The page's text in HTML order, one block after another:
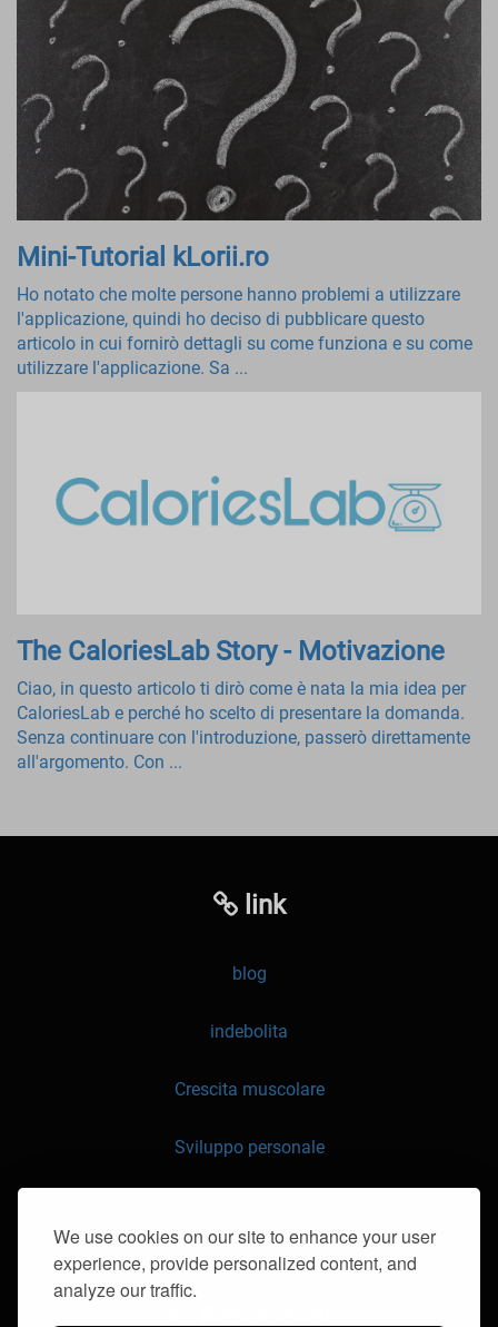
We use cookies on our site to enhance your user
experience, provide personalized content, and
analyze our traffic.
Mini-Tutorial kLorii.ro
Ho notato che molte persone hanno problemi a utilizzare
l'applicazione, quindi ho deciso di pubblicare questo
articolo in cui fornirò dettagli su come funziona e su come
utilizzare l'applicazione. Sa ...
The CaloriesLab Story - Motivazione
Ciao, in questo articolo ti dirò come è nata la mia idea per
CaloriesLab e perché ho scelto di presentare la domanda.
Senza continuare con l'introduzione, passerò direttamente
all'argomento. Con ...
link
blog
indebolita
Crescita muscolare
Sviluppo personale
Contattaci